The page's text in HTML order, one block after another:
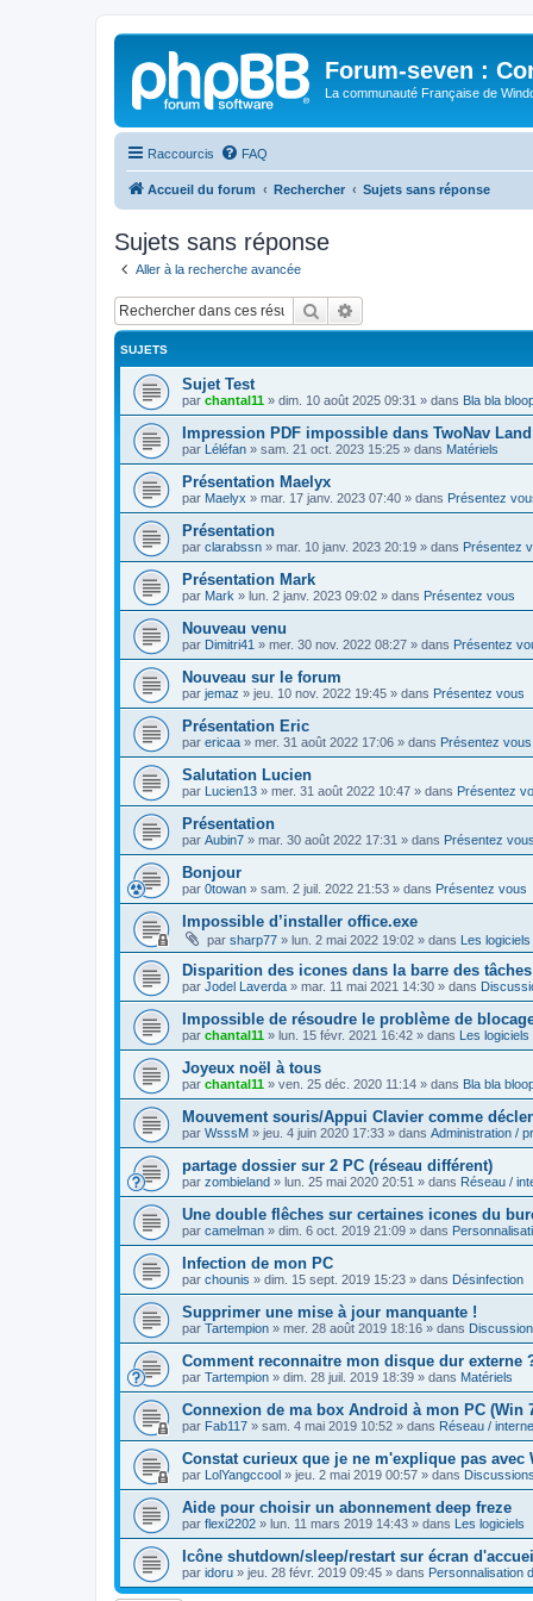
Forum-seven :
La communauté Française de
Raccourcis FAQ
Accueil du forum Rechercher Sujets sans réponse
Sujets sans réponse
Aller à la recherche avancée
Rechercher
SUJETS
Sujet Test
par chantal11 » dim. 10 août 2025 09:31 » dans Bla bla
Impression PDF impossible dans TwoNav
par Léléfan » sam. 21 oct. 2023 15:25 » dans Matériels
Présentation Maelyx
par Maelyx » mar. 17 janv. 2023 07:40 » dans Présentez
Présentation
par clarabssn » mar. 10 janv. 2023 20:19 » dans Présentez
Présentation Mark
par Mark » lun. 2 janv. 2023 09:02 » dans Présentez vous
Nouveau venu
par Dimitri41 » mer. 30 nov. 2022 08:27 » dans Présentez
Nouveau sur le forum
par jemaz » jeu. 10 nov. 2022 19:45 » dans Présentez vous
Présentation Eric
par ericaa » mer. 31 août 2022 17:06 » dans Présentez vous
Salutation Lucien
par Lucien13 » mer. 31 août 2022 10:47 » dans Présentez
Présentation
par Aubin7 » mar. 30 août 2022 17:31 » dans Présentez vous
Bonjour
par 0towan » sam. 2 juil. 2022 21:53 » dans Présentez vous
Impossible d’installer office.exe
par sharp77 » lun. 2 mai 2022 19:02 » dans Les logiciels
Disparition des icones dans la barre des tâches
par Jodel Laverda » mar. 11 mai 2021 14:30 » dans
Impossible de résoudre le problème de
par chantal11 » lun. 15 févr. 2021 16:42 » dans Les logiciels
Joyeux noël à tous
par chantal11 » ven. 25 déc. 2020 11:14 » dans Bla bla
Mouvement souris/Appui Clavier comme
par WsssM » jeu. 4 juin 2020 17:33 » dans Administration /
partage dossier sur 2 PC (réseau différent)
par zombieland » lun. 25 mai 2020 20:51 » dans Réseau /
Une double flêches sur certaines icones du
par camelman » dim. 6 oct. 2019 21:09 » dans
Infection de mon PC
par chounis » dim. 15 sept. 2019 15:23 » dans Désinfection
Supprimer une mise à jour manquante !
par Tartempion » mer. 28 août 2019 18:16 » dans
Comment reconnaitre mon disque dur externe
par Tartempion » dim. 28 juil. 2019 18:39 » dans Matériels
Connexion de ma box Android à mon PC (Win
par Fab117 » sam. 4 mai 2019 10:52 » dans Réseau /
Constat curieux que je ne m'explique pas avec
par LolYangccool » jeu. 2 mai 2019 00:57 » dans
Aide pour choisir un abonnement deep freze
par flexi2202 » lun. 11 mars 2019 14:43 » dans Les logiciels
Icône shutdown/sleep/restart sur écran
par idoru » jeu. 28 févr. 2019 09:45 » dans Personnalisation